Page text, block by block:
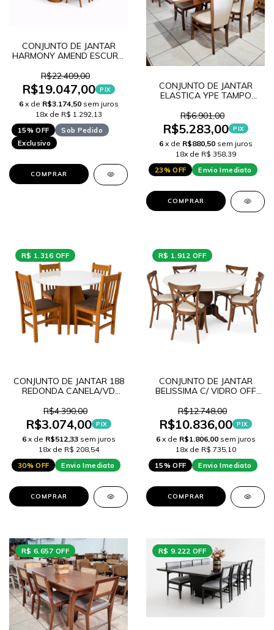
CONJUNTO DE JANTAR
HARMONY AMEND ESCURO
CINAMOMO CASTANHO
Y33 LANCAMENTO
R$22.409,00
R$19.047,00 PIX
6 x de R$3.174,50 sem juros
18x de R$ 1.292,13
15% OFF
Sob Pedido
Exclusivo
COMPRAR
CONJUNTO DE JANTAR
ELASTICA YPE TAMPO
CLARO/PINHAO 120 + 4
CADEIRAS VITORIA 155
R$6.901,00
R$5.283,00 PIX
6 x de R$880,50 sem juros
18x de R$ 358,39
23% OFF
Envio Imediato
COMPRAR
R$ 1.316 OFF
CONJUNTO DE JANTAR 188
REDONDA CANELA/VD
CHANFRADO + CANTO
MOEDA + 4 CADEIRAS
TEXAS LINHO MARROM
R$4.390,00
R$3.074,00 PIX
6 x de R$512,33 sem juros
18x de R$ 208,54
30% OFF
Envio Imediato
COMPRAR
R$ 1.912 OFF
CONJUNTO DE JANTAR
BELISSIMA C/ VIDRO OFF
MALTA
R$12.748,00
R$10.836,00 PIX
6 x de R$1.806,00 sem juros
18x de R$ 735,10
15% OFF
Envio Imediato
COMPRAR
R$ 6.657 OFF R$ 9.222 OFF